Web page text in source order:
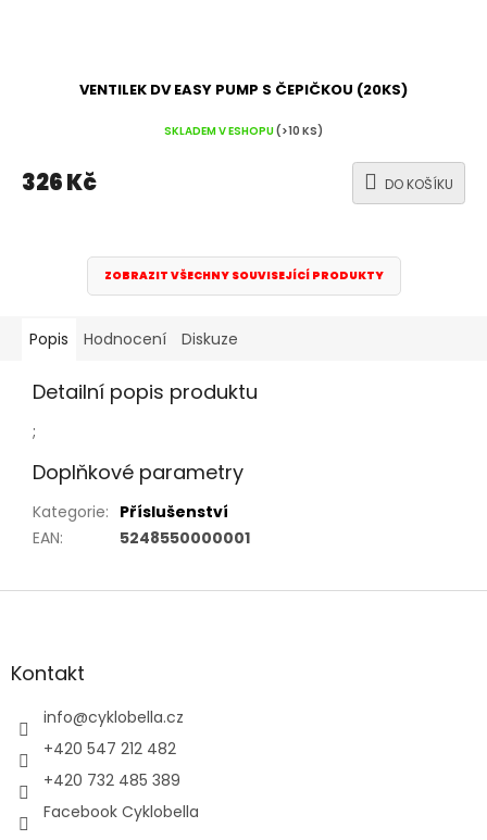
VENTILEK DV EASY PUMP S ČEPIČKOU (20KS)
SKLADEM V ESHOPU(>10 KS)
326 Kč DO KOŠÍKU
ZOBRAZIT VŠECHNY SOUVISEJÍCÍ PRODUKTY
Popis Hodnocení Diskuze
Detailní popis produktu
;
Doplňkové parametry
Kategorie: Příslušenství
EAN: 5248550000001
Z
aKontakt
info@cyklobella.cz
+420 547 212 482
+420 732 485 389
Facebook Cyklobella